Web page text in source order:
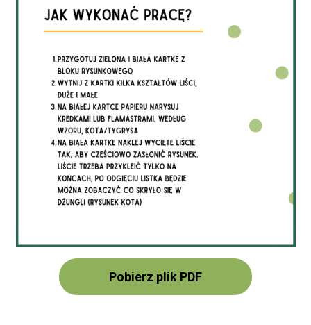
Pobierz plik PDF